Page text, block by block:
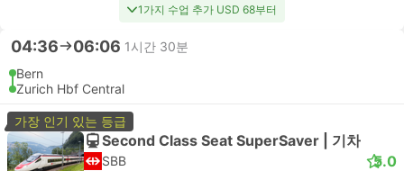
1가지 수업 추가 USD 68부터
04:36 06:06 1시간 30분
Bern
Zurich Hbf Central
가장 인기 있는 등급
Second Class Seat SuperSaver | 기차
SBB 5.0